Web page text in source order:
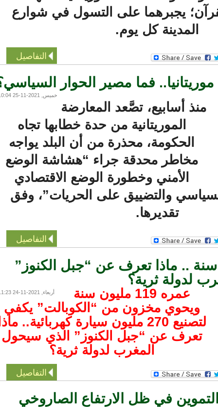
يجبرهما على التسول في شوارع
المدينة كل يوم.
التفاصيل
فما مصير الحوار السياسي؟
خميس, 2021-11-25 10:04
منذ أسابيع، تصَّعد المعارضة
الموريتانية من حدة خطابها تجاه
الحكومة، محذرة من أن البلد يواجه
مخاطر محدقة جراء “هشاشة الوضع
الأمني وخطورة الوضع الاقتصادي
والتضييق على الحريات”، وفق
تقديرها.
التفاصيل
سنة .. ماذا تعرف عن “جبل الكنوز”
لدولة ثرية؟
أربعاء, 2021-11-24 11:23
عمره 119 مليون سنة
ويحوي مخزون من “الكوبالت” يكفي
لتصنيع 270 مليون سيارة كهربائية.. ماذا
تعرف عن “جبل الكنوز” الذي سيحول
المغرب لدولة ثرية؟
التفاصيل
في ظل الارتفاع الصاروخي